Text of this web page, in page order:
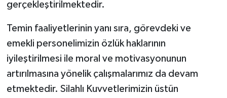
gerçekleştirilmektedir.
Temin faaliyetlerinin yanı sıra, görevdeki ve
emekli personelimizin özlük haklarının
iyileştirilmesi ile moral ve motivasyonunun
artırılmasına yönelik çalışmalarımız da devam
etmektedir. Silahlı Kuvvetlerimizin üstün